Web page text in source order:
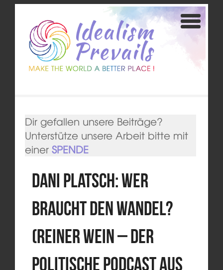
Dir gefallen unsere Beiträge?
Unterstütze unsere Arbeit bitte mit
einer SPENDE
Dani Platsch: Wer
braucht den Wandel?
(Reiner Wein – Der
politische Podcast aus